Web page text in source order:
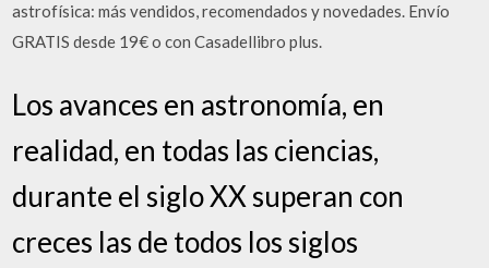
astrofísica: más vendidos, recomendados y novedades. Envío
GRATIS desde 19€ o con Casadellibro plus.
Los avances en astronomía, en
realidad, en todas las ciencias,
durante el siglo XX superan con
creces las de todos los siglos